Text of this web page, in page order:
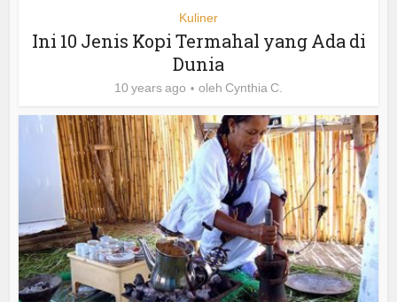
Kuliner
Ini 10 Jenis Kopi Termahal yang Ada di
Dunia
10 years ago oleh Cynthia C.